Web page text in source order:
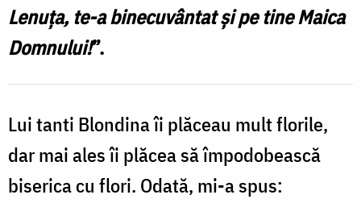
Foto:
Ștefan
Cojocariu
Lenuţa, te-a binecuvântat şi pe tine Maica
Domnului!”.
Lui tanti Blondina îi plăceau mult florile,
dar mai ales îi plăcea să împodobească
biserica cu flori. Odată, mi-a spus: